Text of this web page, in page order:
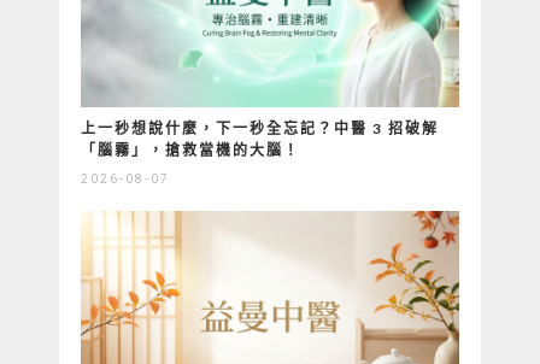
上一秒想說什麼，下一秒全忘記？中醫 3 招破解
「腦霧」，搶救當機的大腦！
2026-08-07